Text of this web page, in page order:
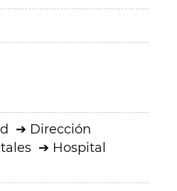
Dirección
Hospital